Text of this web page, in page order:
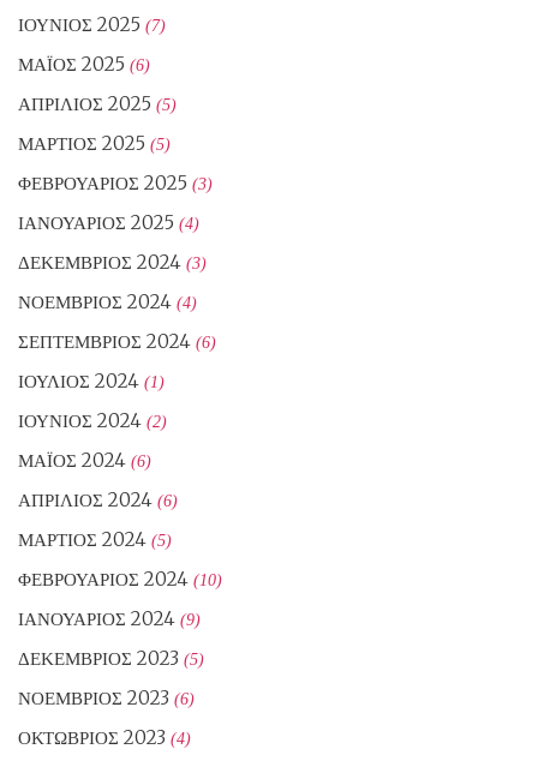
ΙΟΎΝΙΟΣ 2025 (7)
ΜΆΙΟΣ 2025 (6)
ΑΠΡΊΛΙΟΣ 2025 (5)
ΜΆΡΤΙΟΣ 2025 (5)
ΦΕΒΡΟΥΆΡΙΟΣ 2025 (3)
ΙΑΝΟΥΆΡΙΟΣ 2025 (4)
ΔΕΚΈΜΒΡΙΟΣ 2024 (3)
ΝΟΈΜΒΡΙΟΣ 2024 (4)
ΣΕΠΤΈΜΒΡΙΟΣ 2024 (6)
ΙΟΎΛΙΟΣ 2024 (1)
ΙΟΎΝΙΟΣ 2024 (2)
ΜΆΙΟΣ 2024 (6)
ΑΠΡΊΛΙΟΣ 2024 (6)
ΜΆΡΤΙΟΣ 2024 (5)
ΦΕΒΡΟΥΆΡΙΟΣ 2024 (10)
ΙΑΝΟΥΆΡΙΟΣ 2024 (9)
ΔΕΚΈΜΒΡΙΟΣ 2023 (5)
ΝΟΈΜΒΡΙΟΣ 2023 (6)
ΟΚΤΏΒΡΙΟΣ 2023 (4)